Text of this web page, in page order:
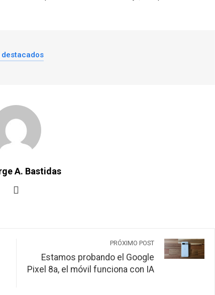
A. Bastidas
PRÓXIMO POST
Estamos probando el Google
Pixel 8a, el móvil funciona con IA